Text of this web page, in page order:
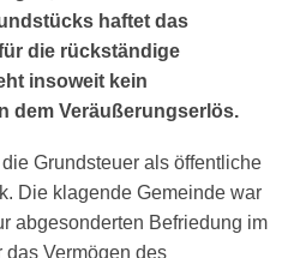
haftet das
die rückständige
insoweit kein
dem Veräußerungserlös.
Grundsteuer als öffentliche
Die klagende Gemeinde war
abgesonderten Befriedung im
das Vermögen des